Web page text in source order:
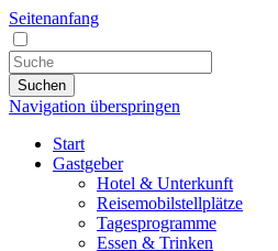
Seitenanfang
Suchen
Navigation überspringen
Start
Gastgeber
Hotel & Unterkunft
Reisemobilstellplätze
Tagesprogramme
Essen & Trinken